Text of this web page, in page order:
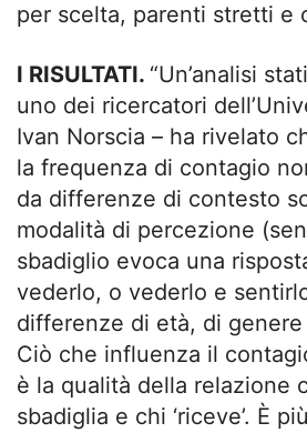
per scelta, parenti stretti e
I RISULTATI. “Un’analisi
uno dei ricercatori
Ivan Norscia – ha rivelato
la frequenza di contagio
da differenze di contesto
modalità di percezione
sbadiglio evoca una
vederlo, o vederlo e
differenze di età, di
Ciò che influenza il
è la qualità della relazione
sbadiglia e chi ‘riceve’. È